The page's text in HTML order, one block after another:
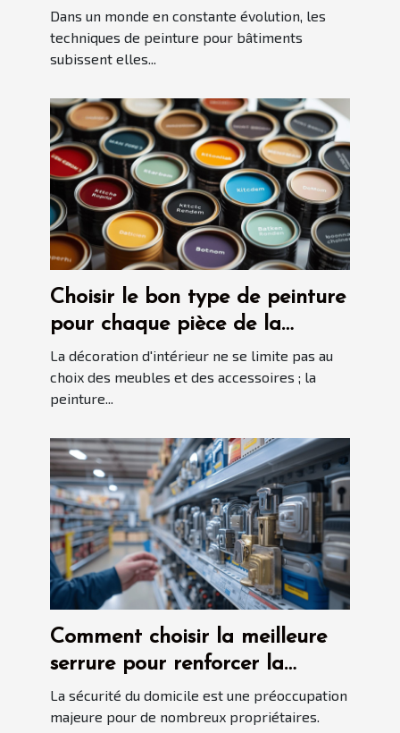
bâtiments
Dans un monde en constante évolution, les
techniques de peinture pour bâtiments
subissent elles...
Choisir le bon type de peinture
pour chaque pièce de la
maison critères et astuces pour
une finition parfaite
La décoration d'intérieur ne se limite pas au
choix des meubles et des accessoires ; la
peinture...
Comment choisir la meilleure
serrure pour renforcer la
sécurité de votre domicile
La sécurité du domicile est une préoccupation
majeure pour de nombreux propriétaires.